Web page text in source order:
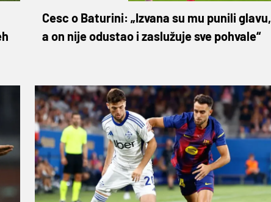
Cesc o Baturini: „Izvana su mu punili glavu,
a on nije odustao i zaslužuje sve pohvale“